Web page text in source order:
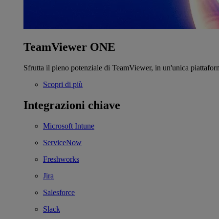
TeamViewer ONE
Sfrutta il pieno potenziale di TeamViewer, in un'unica
Scopri di più
Integrazioni chiave
Microsoft Intune
ServiceNow
Freshworks
Jira
Salesforce
Slack